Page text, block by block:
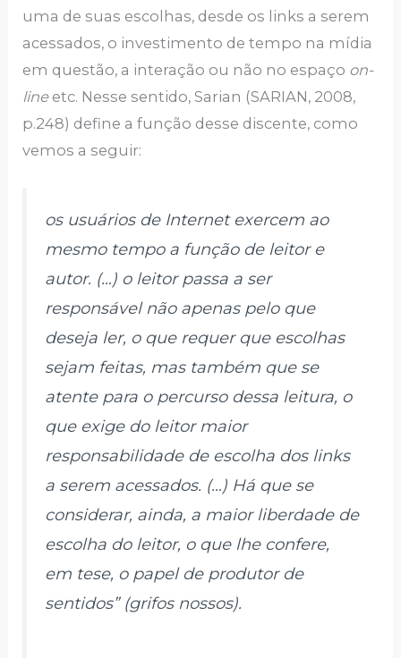
uma de suas escolhas, desde os links a serem
acessados, o investimento de tempo na mídia
em questão, a interação ou não no espaço on-
lineetc. Nesse sentido, Sarian (SARIAN, 2008,
p.248) define a função desse discente, como
vemos a seguir:
os usuários de Internetexercem ao
mesmo tempo a função de leitor e
autor. (…) o leitor passa a ser
responsável não apenas pelo que
deseja ler, o que requer que escolhas
sejam feitas, mas também que se
atente para o percurso dessa leitura, o
que exige do leitor maior
responsabilidade de escolha dos links
a serem acessados. (…) Há que se
considerar, ainda, a maior liberdade de
escolha do leitor, o que lhe confere,
em tese, o papel de produtor de
sentidos” (grifos nossos).